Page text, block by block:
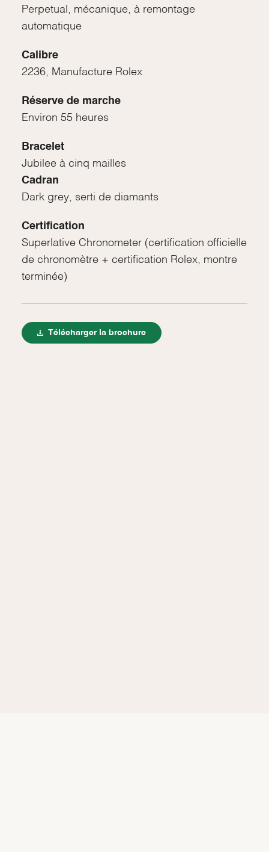
Perpetual, mécanique, à remontage
automatique
Calibre
2236, Manufacture Rolex
Réserve de marche
Environ 55 heures
Bracelet
Jubilee à cinq mailles
Cadran
Dark grey, serti de diamants
Certification
Superlative Chronometer (certification officielle
de chronomètre + certification Rolex, montre
terminée)
Télécharger la brochure